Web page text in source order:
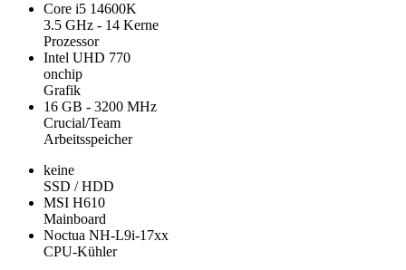
Core i5 14600K
3.5 GHz - 14 Kerne
Prozessor
Intel UHD 770
onchip
Grafik
16 GB - 3200 MHz
Crucial/Team
Arbeitsspeicher
keine
SSD / HDD
MSI H610
Mainboard
Noctua NH-L9i-17xx
CPU-Kühler